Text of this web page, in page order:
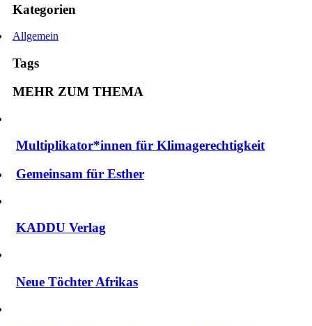
Kategorien
Allgemein
Tags
MEHR ZUM THEMA
Multiplikator*innen für Klimagerechtigkeit
Gemeinsam für Esther
KADDU Verlag
Neue Töchter Afrikas